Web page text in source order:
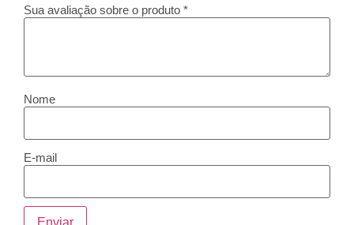
Sua avaliação sobre o produto *
Nome
E-mail